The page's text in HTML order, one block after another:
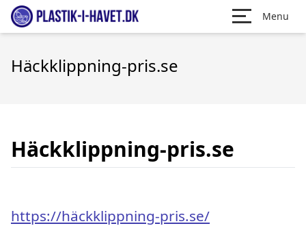
Menu
Häckklippning-pris.se
Häckklippning-pris.se
https://häckklippning-pris.se/